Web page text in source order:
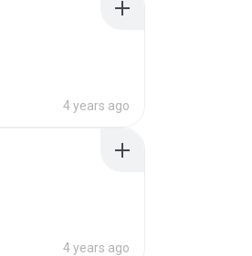
4 years ago
4 years ago